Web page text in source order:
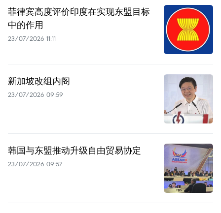
菲律宾高度评价印度在实现东盟目标
中的作用
23/07/2026 11:11
新加坡改组内阁
23/07/2026 09:59
韩国与东盟推动升级自由贸易协定
23/07/2026 09:57